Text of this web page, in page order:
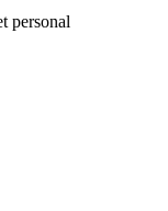
personal